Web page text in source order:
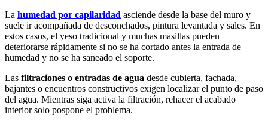
La humedad por capilaridad asciende desde la base del muro y
suele ir acompañada de desconchados, pintura levantada y sales. En
estos casos, el yeso tradicional y muchas masillas pueden
deteriorarse rápidamente si no se ha cortado antes la entrada de
humedad y no se ha saneado el soporte.
Las filtraciones o entradas de agua desde cubierta, fachada,
bajantes o encuentros constructivos exigen localizar el punto de paso
del agua. Mientras siga activa la filtración, rehacer el acabado
interior solo pospone el problema.